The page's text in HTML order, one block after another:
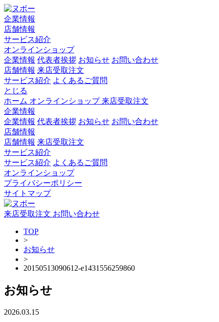
企業情報
店舗情報
サービス紹介
オンラインショップ
企業情報 代表者挨拶 お知らせ お問い合わせ
店舗情報 来店受取注文
サービス紹介 よくあるご質問
とじる
ホーム オンラインショップ来店受取注文
企業情報
企業情報 代表者挨拶 お知らせ お問い合わせ
店舗情報
店舗情報 来店受取注文
サービス紹介
サービス紹介 よくあるご質問
オンラインショップ
プライバシーポリシー
サイトマップ
来店受取注文 お問い合わせ
TOP
>
お知らせ
>
20150513090612-e1431556259860
お知らせ
2026.03.15